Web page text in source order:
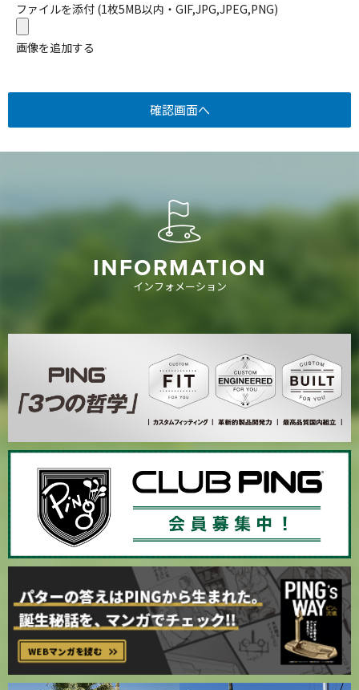
ファイルを添付 (1枚5MB以内・GIF,JPG,JPEG,PNG)
画像を追加する
INFORMATION
インフォメーション